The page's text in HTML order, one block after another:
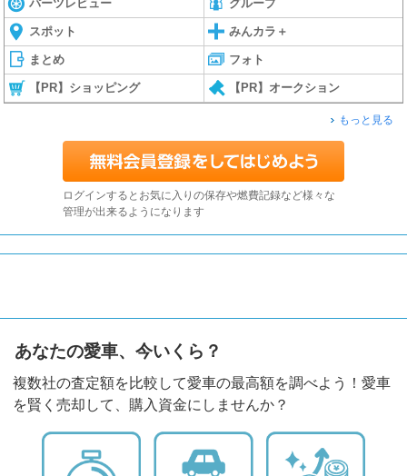
パーツレビュー グループ
スポット みんカラ＋
まとめ フォト
【PR】ショッピング 【PR】オークション
もっと見る
ログインするとお気に入りの保存や燃費記録など様々な
管理が出来るようになります
あなたの愛車、今いくら？
複数社の査定額を比較して愛車の最高額を調べよう！愛車
を賢く売却して、購入資金にしませんか？